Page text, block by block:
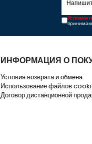
Условия
ИНФОРМАЦИЯ О
Условия возврата и обмена
Использование файлов
Договор дистанционной